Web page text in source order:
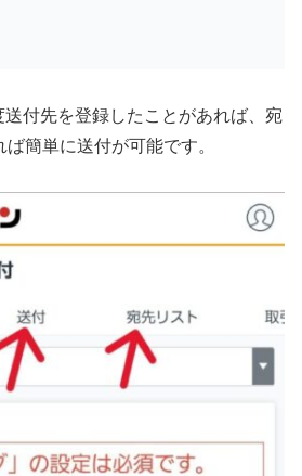
付先を登録したことがあれば、宛
簡単に送付が可能です。